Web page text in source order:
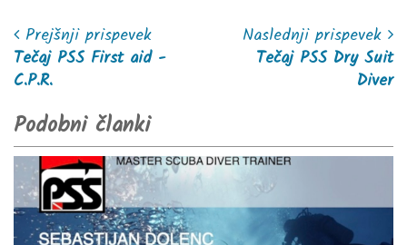
Prejšnji prispevek
Tečaj PSS First aid -
C.P.R.
Naslednji prispevek
Tečaj PSS Dry Suit
Diver
Podobni članki